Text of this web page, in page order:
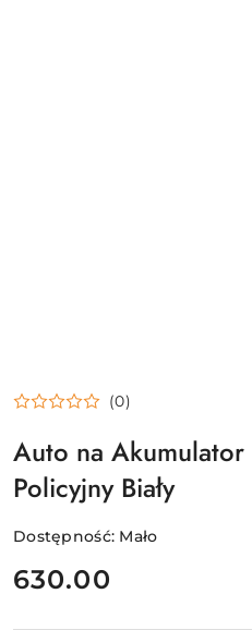
(0)
Auto na Akumulator
Policyjny Biały
Dostępność: Mało
cena:
630.00